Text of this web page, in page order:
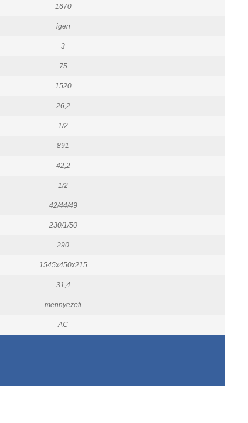
1670
igen
3
75
1520
26,2
1/2
891
42,2
1/2
42/44/49
230/1/50
290
1545x450x215
31,4
mennyezeti
AC